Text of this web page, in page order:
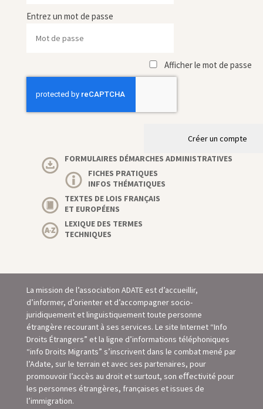
Entrez un mot de passe
Afficher le mot de passe
Créer un compte
FORMULAIRES DÉMARCHES ADMINISTRATIVES
FICHES PRATIQUES
INFOS THÉMATIQUES
TEXTES DE LOIS FRANÇAIS
ET EUROPÉENS
LEXIQUE DES TERMES
TECHNIQUES
La mission de l’association ADATE est d’accueillir,
d’informer, d’orienter et d’accompagner socio-
juridiquement et linguistiquement toute personne
étrangère recourant à ses services. Le site Internet “Info
Droits Étrangers” et la ligne d’informations téléphoniques
“info Droits Migrants” s’inscrivent dans le combat mené par
l’Adate, sur le terrain et avec ses partenaires, pour
promouvoir l’accès au droit et surtout, son eﬀectivité pour
les personnes étrangères, françaises et issues de
l’immigration.